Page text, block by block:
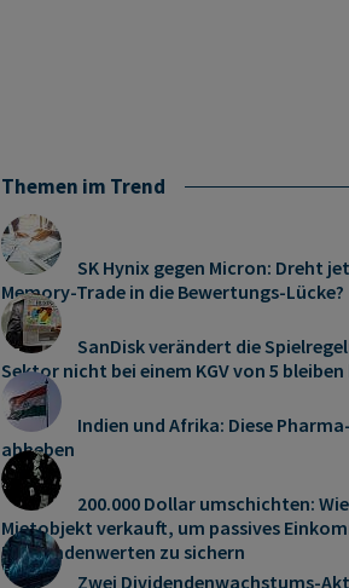
Themen im Trend
SK Hynix gegen Micron: Dreht
Memory‑Trade in die Bewertungs-Lücke?
SanDisk verändert die
Sektor nicht bei einem KGV von 5 bleiben
Indien und Afrika: Diese
abheben
200.000 Dollar umschichten:
Mietobjekt verkauft, um passives
Dividendenwerten zu sichern
Zwei Dividendenwachstums-